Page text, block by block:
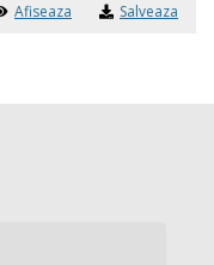
Afiseaza Salveaza